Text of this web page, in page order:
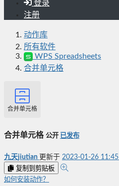
登录
注册
动作库
所有软件
WPS Spreadsheets
合并单元格
合并单元格
合并单元格 公开 已发布
九天jiutian 更新于 2023-01-26 11:45
复制到剪贴板
如何安装动作？